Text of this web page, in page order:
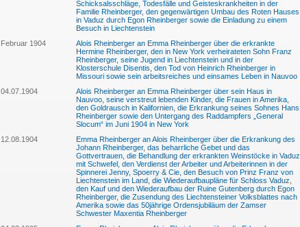
Schicksalsschläge, Todesfälle und Geisteskrankheiten in der
Familie Rheinberger, den gegenwärtigen Umbau des Roten Hauses
in Vaduz durch Egon Rheinberger sowie die Einladung zu einem
Besuch in Liechtenstein
Februar 1904
Alois Rheinberger an Emma Rheinberger über die erkrankte
Hermine Rheinberger, den in New York verheirateten Sohn Franz
Rheinberger, seine Jugend in Liechtenstein und in der
Klosterschule Disentis, den Tod von Heinrich Rheinberger in
Missouri sowie sein arbeitsreiches und einsames Leben in Nauvoo
04.07.1904
Alois Rheinberger an Emma Rheinberger über sein Haus in
Nauvoo, seine verstreut lebenden Kinder, die Frauen in Amerika,
den Goldrausch in Kalifornien, die Erkrankung seines Sohnes Hans
Rheinberger sowie den Untergang des Raddampfers „General
Slocum“ im Juni 1904 in New York
12.08.1904
Emma Rheinberger an Alois Rheinberger über die Erkrankung des
Johann Rheinberger, das beharrliche Gebet und das
Gottvertrauen, die Behandlung der erkrankten Weinstöcke in Vaduz
mit Schwefel, den Verdienst der Arbeiter und Arbeiterinnen in der
Spinnerei Jenny, Spoerry & Cie, den Besuch von Prinz Franz von
Liechtenstein im Land, die Wiederaufbaupläne für Schloss Vaduz,
den Kauf und den Wiederaufbau der Ruine Gutenberg durch Egon
Rheinberger, die Zusendung des Liechtensteiner Volksblattes nach
Amerika sowie das 50jährige Ordensjubiläum der Zamser
Schwester Maxentia Rheinberger